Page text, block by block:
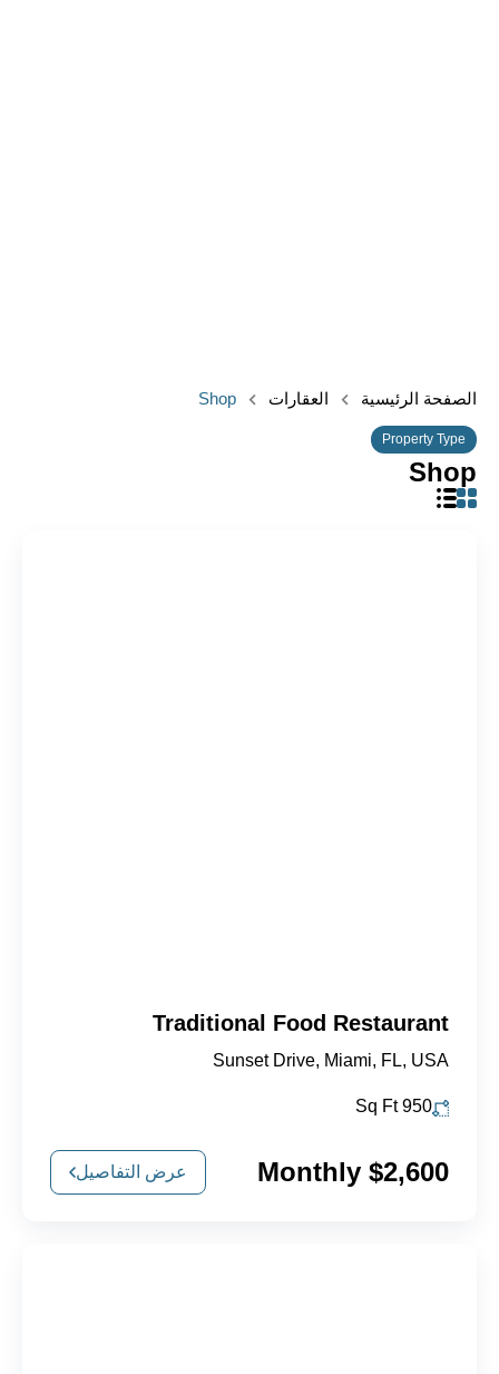
الصفحة الرئيسية العقارات Shop
Property Type
Shop
Traditional Food Restaurant
Sunset Drive, Miami, FL, USA
950
Sq Ft
$2,600 Monthly عرض التفاصيل